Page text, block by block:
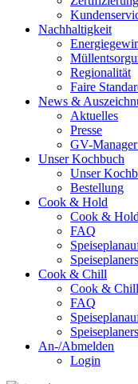
Nachhaltigkeit
Regionalität
Faire
News &
Aktuelles
Presse
GV-Manager
Unser Kochbuch
Unser
Bestellung
Cook & Hold
Cook & Hold
FAQ
Cook & Chill
Cook & Chill
FAQ
An-/Abmelden
Login